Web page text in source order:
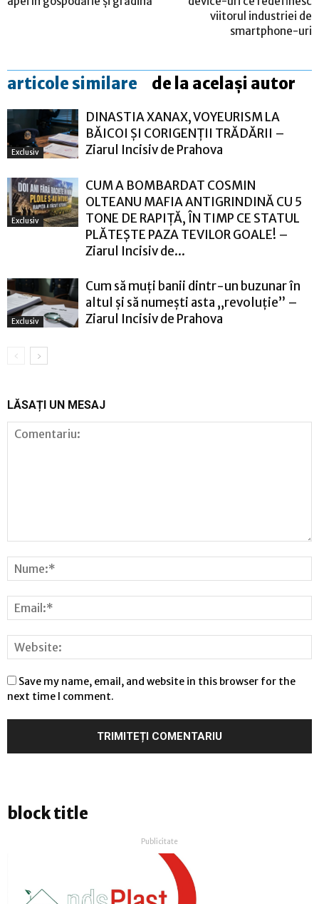
viitorul industriei de
smartphone-uri
articole similare de la același autor
Exclusiv
DINASTIA XANAX, VOYEURISM LA
BĂICOI ȘI CORIGENȚII TRĂDĂRII –
Ziarul Incisiv de Prahova
Exclusiv
CUM A BOMBARDAT COSMIN
OLTEANU MAFIA ANTIGRINDINĂ CU 5
TONE DE RAPIȚĂ, ÎN TIMP CE STATUL
PLĂTEȘTE PAZA TEVILOR GOALE! –
Ziarul Incisiv de...
Exclusiv
Cum să muți banii dintr-un buzunar în
altul și să numești asta „revoluție” –
Ziarul Incisiv de Prahova
LĂSAȚI UN MESAJ
Save my name, email, and website in this browser for the
next time I comment.
block title
Publicitate